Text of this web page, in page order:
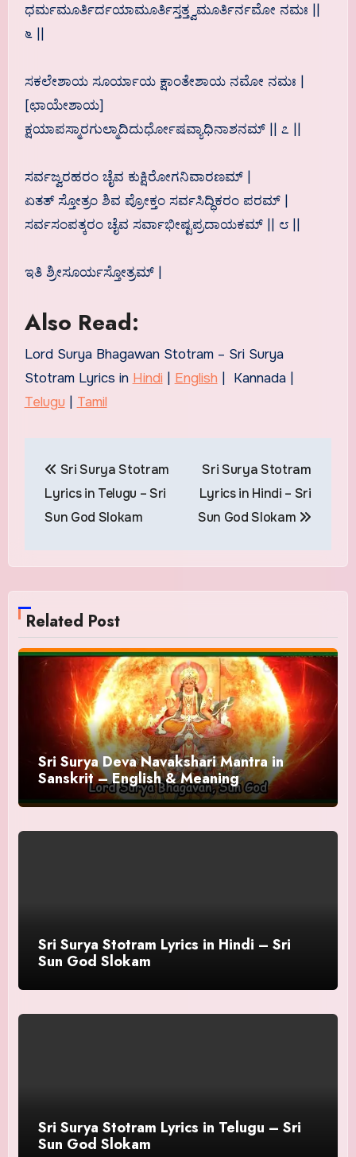
ಧರ್ಮಮೂರ್ತಿರ್ದಯಾಮೂರ್ತಿಸ್ತತ್ತ್ವಮೂರ್ತಿರ್ನಮೋ ನಮಃ ||
೬ ||
ಸಕಲೇಶಾಯ ಸೂರ್ಯಾಯ ಕ್ಷಾಂತೇಶಾಯ ನಮೋ ನಮಃ |
[ಛಾಯೇಶಾಯ]
ಕ್ಷಯಾಪಸ್ಮಾರಗುಲ್ಮಾದಿದುರ್ಧೋಷವ್ಯಾಧಿನಾಶನಮ್ || ೭ ||
ಸರ್ವಜ್ವರಹರಂ ಚೈವ ಕುಕ್ಷಿರೋಗನಿವಾರಣಮ್ |
ಏತತ್ ಸ್ತೋತ್ರಂ ಶಿವ ಪ್ರೋಕ್ತಂ ಸರ್ವಸಿದ್ಧಿಕರಂ ಪರಮ್ |
ಸರ್ವಸಂಪತ್ಕರಂ ಚೈವ ಸರ್ವಾಭೀಷ್ಟಪ್ರದಾಯಕಮ್ || ೮ ||
ಇತಿ ಶ್ರೀಸೂರ್ಯಸ್ತೋತ್ರಮ್ |
Also Read:
Lord Surya Bhagawan Stotram – Sri Surya
Stotram Lyrics in Hindi | English | Kannada |
Telugu | Tamil
navigation
Sri Surya Stotram
Lyrics in Telugu – Sri
Sun God Slokam
Sri Surya Stotram
Lyrics in Hindi – Sri
Sun God Slokam
Related Post
Sri Surya Deva Navakshari Mantra in
Sanskrit – English & Meaning
Sri Surya Stotram Lyrics in Hindi – Sri
Sun God Slokam
Sri Surya Stotram Lyrics in Telugu – Sri
Sun God Slokam